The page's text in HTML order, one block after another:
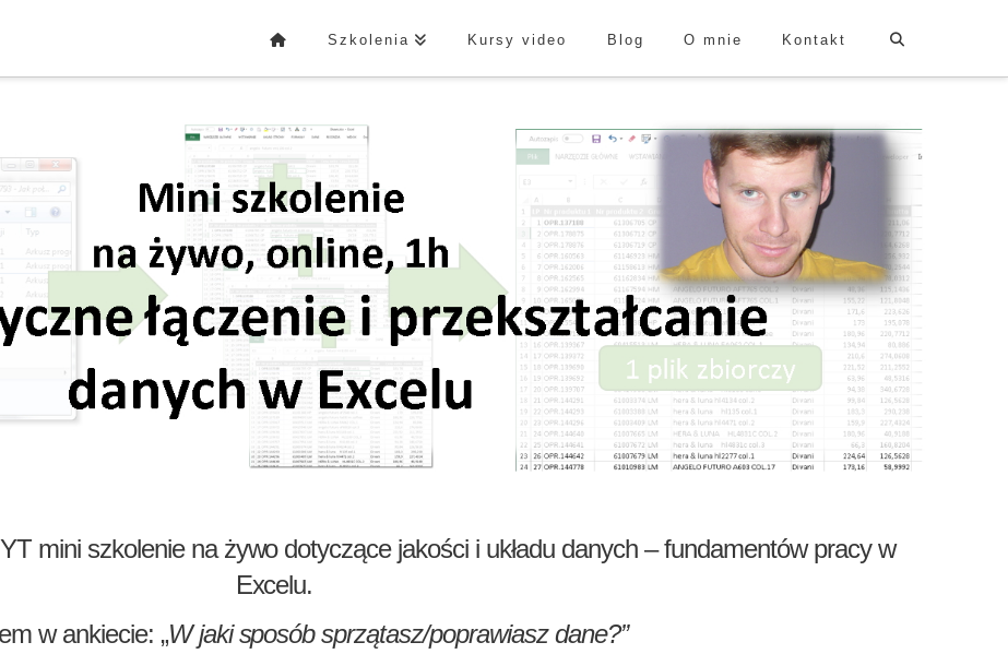
Szkolenia Kursy video Blog O mnie Kontakt
mini szkolenie na żywo dotyczące jakości i układu danych – fundamentów pracy w
Excelu.
w ankiecie: „W jaki sposób sprzątasz/poprawiasz dane?”